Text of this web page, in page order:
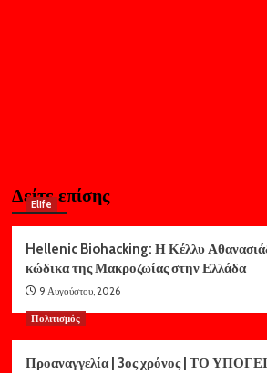
Δείτε επίσης
Elife
Hellenic Biohacking: Η Κέλλυ
κώδικα της Μακροζωίας στην Ελλάδα
9 Αυγούστου, 2026
Πολιτισμός
Προαναγγελία | 3ος χρόνος | ΤΟ